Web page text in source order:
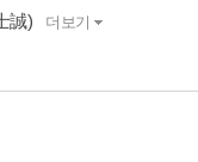
誠)
더보기